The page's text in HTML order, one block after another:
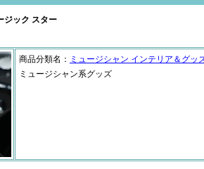
ジック スター
商品分類名： ミュージシャン インテリア＆グッ
ミュージシャン系グッズ